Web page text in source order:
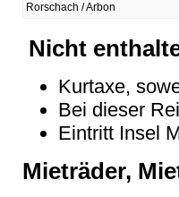
Rorschach / Arbon
Nicht
Kurtaxe,
Bei dieser
Eintritt Insel
Mieträder,